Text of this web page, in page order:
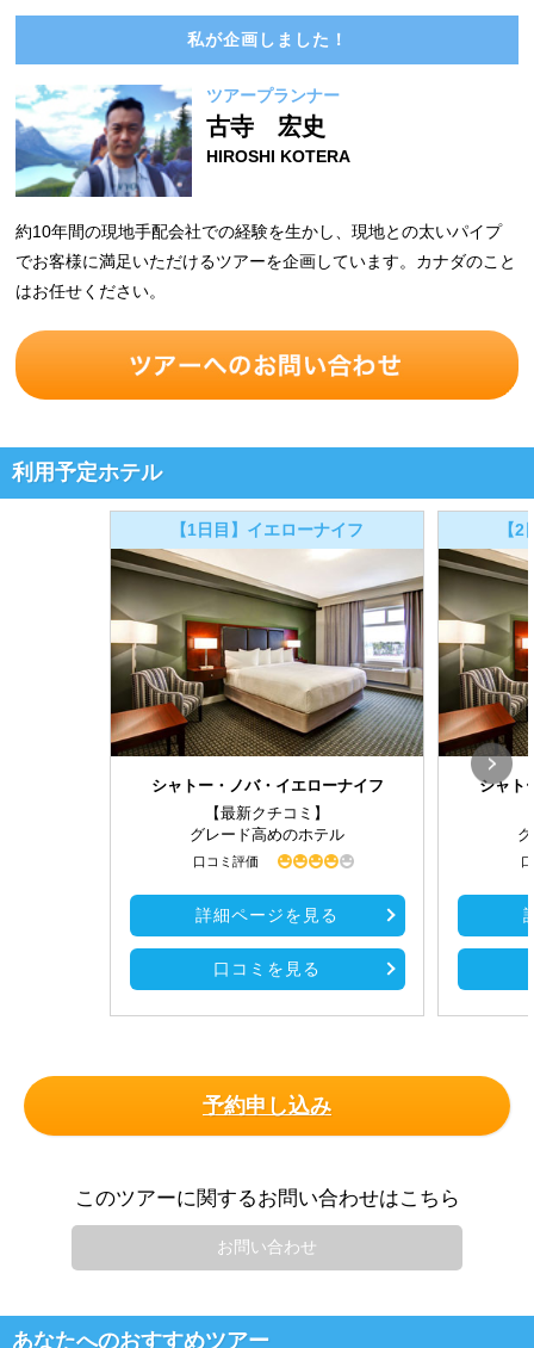
私が企画しました！
ツアープランナー
古寺 宏史
HIROSHI KOTERA
約10年間の現地手配会社での経験を生かし、現地との太いパイプ
でお客様に満足いただけるツアーを企画しています。カナダのこと
はお任せください。
利用予定ホテル
【1日目】イエローナイフ
シャトー・ノバ・イエローナイフ
【最新クチコミ】
グレード高めのホテル
口コミ評価
詳細ページを見る
口コミを見る
【
シャト
予約申し込み
このツアーに関するお問い合わせはこちら
お問い合わせ
あなたへのおすすめツアー